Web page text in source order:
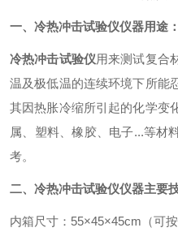
一、冷热冲击试验仪仪器用途：
冷热冲击试验仪用来测试复合
温及极低温的连续环境下所能
其因热胀冷缩所引起的化学变
属、塑料、橡胶、电子...等材
考。
二、冷热冲击试验仪仪器主要
内箱尺寸：55×45×45cm（可按